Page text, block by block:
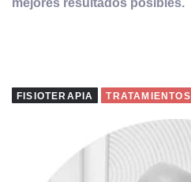
mejores resultados posibles.
FISIOTERAPIA TRATAMIENTOS